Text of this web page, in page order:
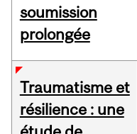
soumission
prolongée
Traumatisme et
résilience : une